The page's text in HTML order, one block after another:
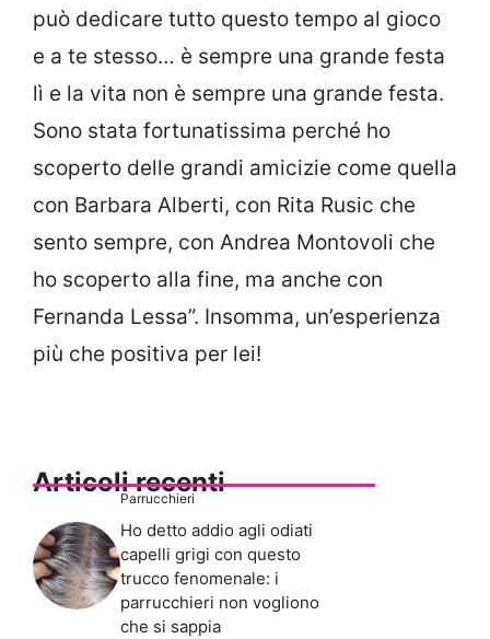
può dedicare tutto questo tempo al gioco
e a te stesso… è sempre una grande festa
lì e la vita non è sempre una grande festa.
Sono stata fortunatissima perché ho
scoperto delle grandi amicizie come quella
con Barbara Alberti, con Rita Rusic che
sento sempre, con Andrea Montovoli che
ho scoperto alla fine, ma anche con
Fernanda Lessa”. Insomma, un’esperienza
più che positiva per lei!
Articoli recenti
Parrucchieri
Ho detto addio agli odiati
capelli grigi con questo
trucco fenomenale: i
parrucchieri non vogliono
che si sappia